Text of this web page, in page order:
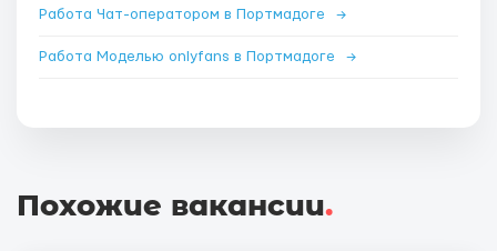
Работа Чат-оператором в Портмадоге →
Работа Моделью onlyfans в Портмадоге →
Похожие вакансии.